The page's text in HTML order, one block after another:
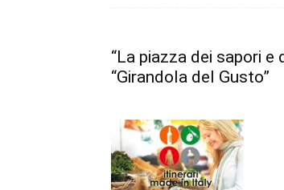
“La piazza dei sapori e
“Girandola del Gusto”